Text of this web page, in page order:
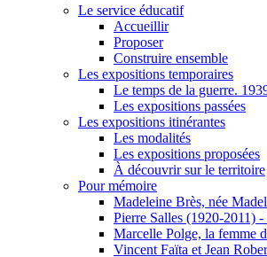
Le service éducatif
Accueillir
Proposer
Construire ensemble
Les expositions temporaires
Le temps de la guerre.
Les expositions passées
Les expositions itinérantes
Les modalités
Les expositions proposées
À découvrir sur le territoire
Pour mémoire
Madeleine Brès, née
Pierre Salles (1920-2011)
Marcelle Polge, la femme
Vincent Faïta et Jean